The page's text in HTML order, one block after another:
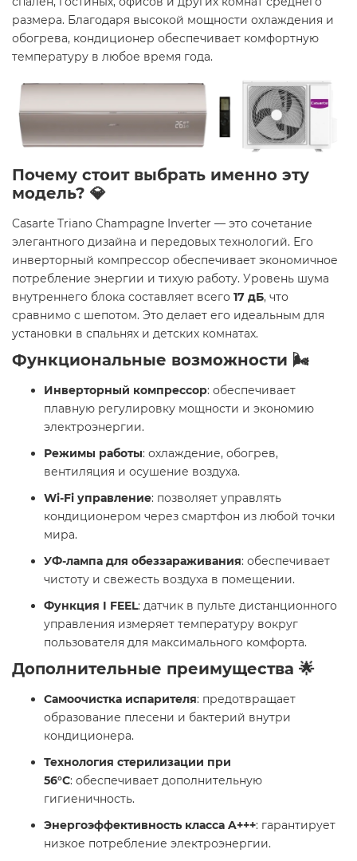
размера. Благодаря высокой мощности охлаждения и
обогрева, кондиционер обеспечивает комфортную
температуру в любое время года.
Почему стоит выбрать именно эту
модель? 💎
Casarte Triano Champagne Inverter — это сочетание
элегантного дизайна и передовых технологий. Его
инверторный компрессор обеспечивает экономичное
потребление энергии и тихую работу. Уровень шума
внутреннего блока составляет всего 17 дБ, что
сравнимо с шепотом. Это делает его идеальным для
установки в спальнях и детских комнатах.
Функциональные возможности 🌬️
Инверторный компрессор: обеспечивает
плавную регулировку мощности и экономию
электроэнергии.
Режимы работы: охлаждение, обогрев,
вентиляция и осушение воздуха.
Wi-Fi управление: позволяет управлять
кондиционером через смартфон из любой точки
мира.
УФ-лампа для обеззараживания: обеспечивает
чистоту и свежесть воздуха в помещении.
Функция I FEEL: датчик в пульте дистанционного
управления измеряет температуру вокруг
пользователя для максимального комфорта.
Дополнительные преимущества 🌟
Самоочистка испарителя: предотвращает
образование плесени и бактерий внутри
кондиционера.
Технология стерилизации при
56°C: обеспечивает дополнительную
гигиеничность.
Энергоэффективность класса A+++: гарантирует
низкое потребление электроэнергии.